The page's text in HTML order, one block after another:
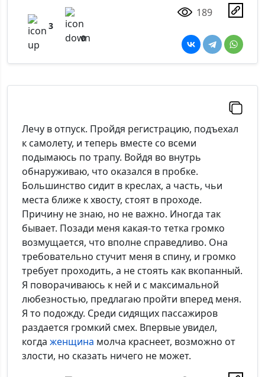
3
0
189
Лечу в отпуск. Пройдя регистрацию, подъехал
к самолету, и теперь вместе со всеми
подымаюсь по трапу. Войдя во внутрь
обнаруживаю, что оказался в пробке.
Большинство сидит в креслах, а часть, чьи
места ближе к хвосту, стоят в проходе.
Причину не знаю, но не важно. Иногда так
бывает. Позади меня какая-то тетка громко
возмущается, что вполне справедливо. Она
требовательно стучит меня в спину, и громко
требует проходить, а не стоять как вкопанный.
Я поворачиваюсь к ней и с максимальной
любезностью, предлагаю пройти вперед меня.
Я то подожду. Среди сидящих пассажиров
раздается громкий смех. Впервые увидел,
когда женщина молча краснеет, возможно от
злости, но сказать ничего не может.